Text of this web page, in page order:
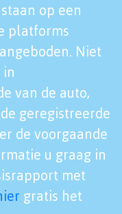
op een
platforms
Niet
van de auto,
geregistreerde
de voorgaande
u graag in
met
gratis het